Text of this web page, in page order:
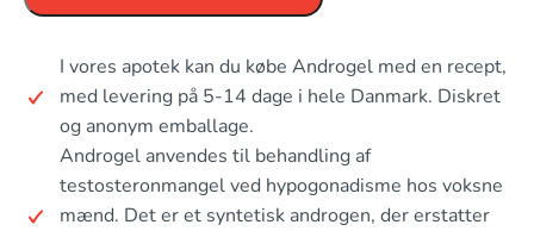
I vores apotek kan du købe Androgel med en recept,
med levering på 5-14 dage i hele Danmark. Diskret
og anonym emballage.
Androgel anvendes til behandling af
testosteronmangel ved hypogonadisme hos voksne
mænd. Det er et syntetisk androgen, der erstatter